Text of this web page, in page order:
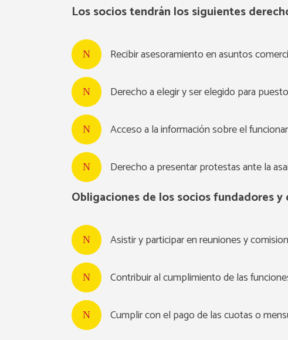
Los socios tendrán los siguientes
Recibir asesoramiento en asuntos
Derecho a elegir y ser elegido para
Acceso a la información sobre el
Derecho a presentar protestas ante la
Obligaciones de los socios fundadores y
Asistir y participar en reuniones y
Contribuir al cumplimiento de las
Cumplir con el pago de las cuotas o